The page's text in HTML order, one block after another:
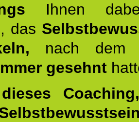
Ihnen
das
nach dem
gesehnt